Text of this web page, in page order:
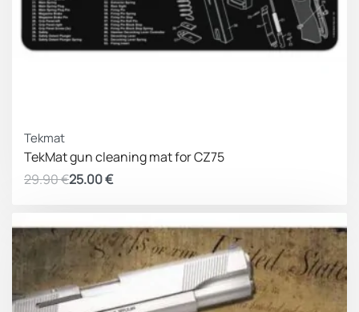
Tekmat
TekMat gun cleaning mat for CZ75
29.90€25.00€